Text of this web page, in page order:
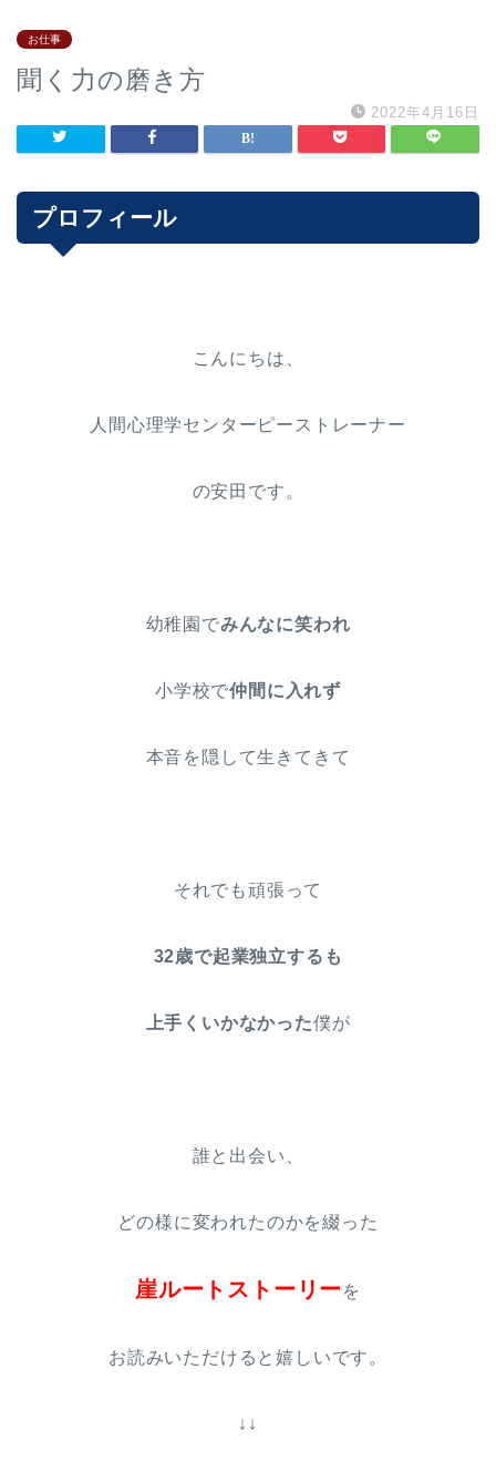
お仕事
聞く力の磨き方
2022年4月16日
プロフィール
こんにちは、
人間心理学センターピーストレーナー
の安田です。
幼稚園でみんなに笑われ
小学校で仲間に入れず
本音を隠して生きてきて
それでも頑張って
32歳で起業独立するも
上手くいかなかった僕が
誰と出会い、
どの様に変われたのかを綴った
崖ルートストーリー を
お読みいただけると嬉しいです。
↓↓